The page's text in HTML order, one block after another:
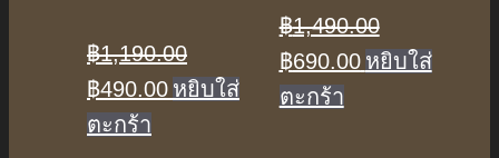
฿1,190.00
Original
price
฿490.00Current
หยิบใส่
ตะกร้า
฿1,490.00
Original
price
฿690.00Current
หยิบใส่
ตะกร้า